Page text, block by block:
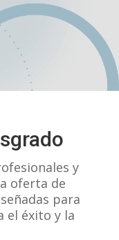
y
oferta de
para
el éxito y la